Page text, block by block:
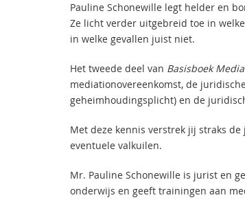
Pauline Schonewille legt helder en
Ze licht verder uitgebreid toe in
in welke gevallen juist niet.
Het tweede deel van Basisboek
mediationovereenkomst, de
geheimhoudingsplicht) en de
Met deze kennis verstrek jij straks
eventuele valkuilen.
Mr. Pauline Schonewille is jurist en
onderwijs en geeft trainingen aan